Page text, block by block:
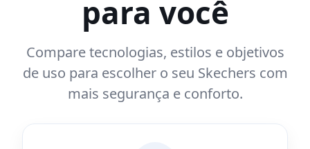
para você
Compare tecnologias, estilos e objetivos
de uso para escolher o seu Skechers com
mais segurança e conforto.